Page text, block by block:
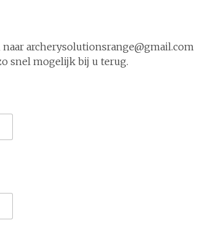
archerysolutionsrange@gmail.com
snel mogelijk bij u terug.